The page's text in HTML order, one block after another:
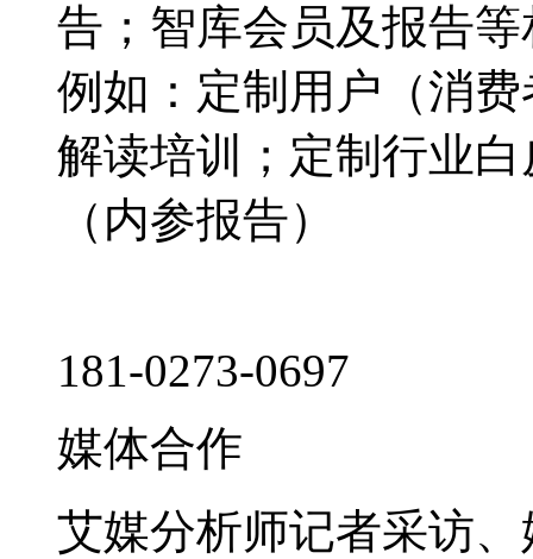
告；智库会员及报告
例如：定制用户（消
解读培训；定制行业
（内参报告）
181-0273-0697
媒体合作
艾媒分析师记者采访